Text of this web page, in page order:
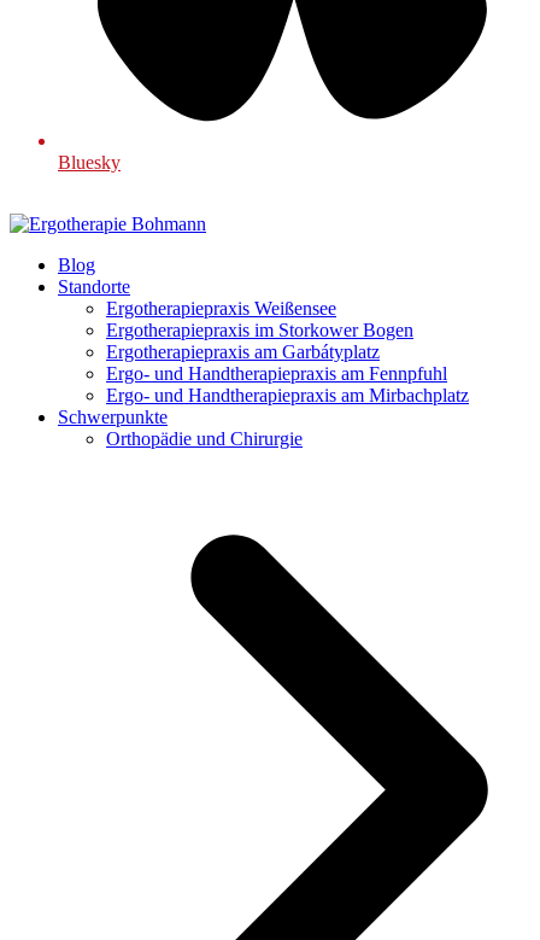
Bluesky
Blog
Standorte
Ergotherapiepraxis Weißensee
Ergotherapiepraxis im Storkower Bogen
Ergotherapiepraxis am Garbátyplatz
Ergo- und Handtherapiepraxis am Fennpfuhl
Ergo- und Handtherapiepraxis am Mirbachplatz
Schwerpunkte
Orthopädie und Chirurgie